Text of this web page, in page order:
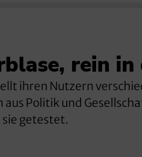
rein
ihren Nutzern
Politik und
getestet.